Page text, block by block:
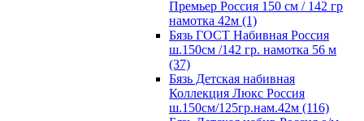
Премьер Россия 150 см / 142 гр
намотка 42м (1)
Бязь ГОСТ Набивная Россия
ш.150см /142 гр. намотка 56 м
(37)
Бязь Детская набивная
Коллекция Люкс Россия
ш.150см/125гр.нам.42м (116)